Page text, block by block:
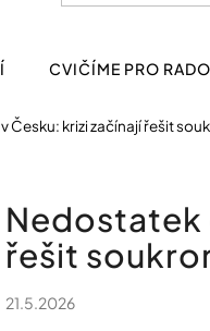
CVIČÍME PRO
krizi začínají řešit
Nedostatek
řešit
21.5.2026